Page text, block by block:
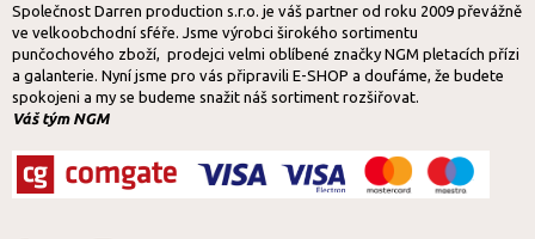
Společnost Darren production s.r.o. je váš partner od roku 2009 převážně
ve velkoobchodní sféře. Jsme výrobci širokého sortimentu
punčochového zboží, prodejci velmi oblíbené značky NGM pletacích přízi
a galanterie. Nyní jsme pro vás připravili E-SHOP a doufáme, že budete
spokojeni a my se budeme snažit náš sortiment rozšiřovat.
Váš tým NGM